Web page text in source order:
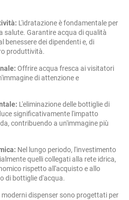
L'idratazione è fondamentale per
salute. Garantire acqua di qualità
benessere dei dipendenti e, di
produttività.
Offrire acqua fresca ai visitatori
di attenzione e
L'eliminazione delle bottiglie di
significativamente l'impatto
contribuendo a un'immagine più
Nel lungo periodo, l'investimento
quelli collegati alla rete idrica,
rispetto all'acquisto e allo
di bottiglie d'acqua.
moderni dispenser sono progettati per